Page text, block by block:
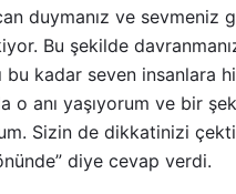
duymanız ve sevmeniz
Bu şekilde
bu kadar seven insanlara
o anı yaşıyorum ve bir
Sizin de dikkatinizi
diye cevap verdi.